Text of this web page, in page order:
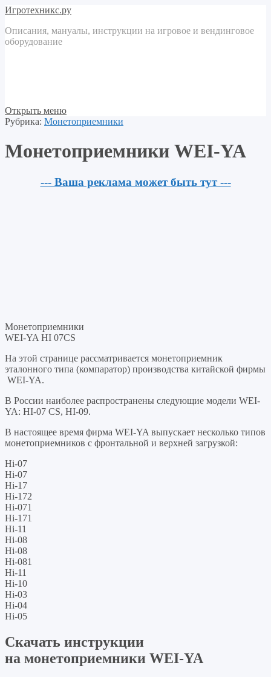
Игротехникс.ру
Описания, мануалы, инструкции на игровое и вендинговое
оборудование
Открыть меню
Рубрика: Монетоприемники
Монетоприемники WEI-YA
--- Ваша реклама может быть тут ---
Монетоприемники
WEI-YA HI 07CS
На этой странице рассматривается монетоприемник
эталонного типа (компаратор) производства китайской фирмы
WEI-YA.
В России наиболее распространены следующие модели WEI-
YA: HI-07 CS, HI-09.
В настоящее время фирма WEI-YA выпускает несколько типов
монетоприемников с фронтальной и верхней загрузкой:
Hi-07
Hi-07
Hi-17
Hi-172
Hi-071
Hi-171
Hi-11
Hi-08
Hi-08
Hi-081
Hi-11
Hi-10
Hi-03
Hi-04
Hi-05
Скачать инструкции
на монетоприемники WEI-YA